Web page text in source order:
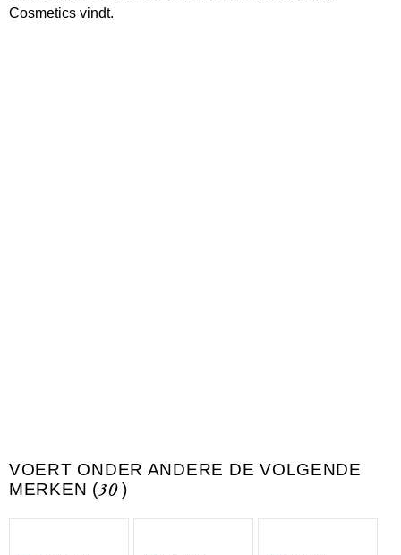
Cosmetics vindt.
VOERT ONDER ANDERE DE VOLGENDE
MERKEN (30)